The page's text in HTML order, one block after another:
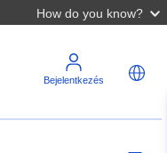
How do you know?
Bejelentkezés